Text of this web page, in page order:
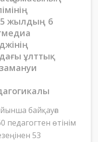
жылдың 6
ұлттық
байқауға
педагогтен өтінім
53